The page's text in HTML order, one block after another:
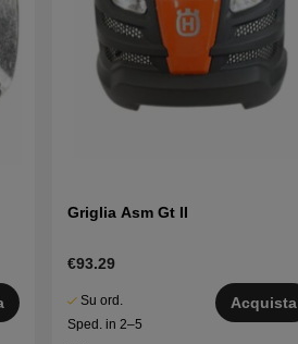
Griglia Asm Gt II
€93.29
Su ord.
Sped. in 2–5
Acquista